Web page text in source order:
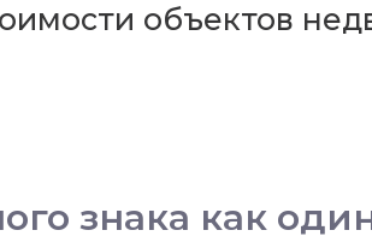
объектов
знака как